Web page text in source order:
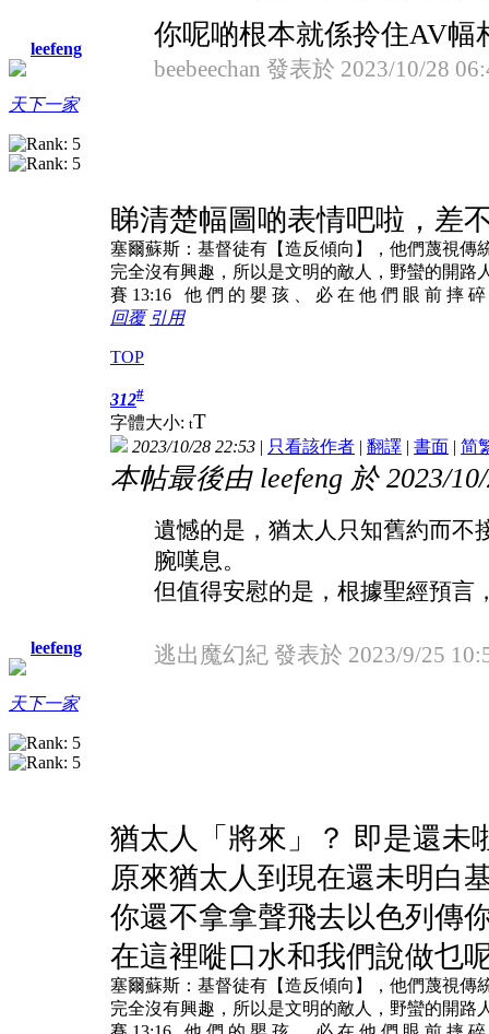
leefeng
天下一家
你呢啲根本就係拎住AV幅
beebeechan 發表於 2023/10/28
睇清楚幅圖啲表情吧啦，差
塞爾蘇斯：基督徒有【造反傾向】，他們蔑視傳
完全沒有興趣，所以是文明的敵人，野蠻的開路
賽 13:16 他 們 的 嬰 孩 、 必 在 他 們 眼 前 摔
回覆 引用
TOP
leefeng
天下一家
312#
字體大小: tT
2023/10/28 22:53 | 只看該作者 | 翻譯 | 書面 | 简
本帖最後由 leefeng 於 2023/
遺憾的是，猶太人只知舊約而不
腕嘆息。
但值得安慰的是，根據聖經預言
逃出魔幻紀 發表於 2023/9/25
猶太人「將來」？ 即是還未
原來猶太人到現在還未明白
你還不拿拿聲飛去以色列傳
在這裡嘥口水和我們說做乜
塞爾蘇斯：基督徒有【造反傾向】，他們蔑視傳
完全沒有興趣，所以是文明的敵人，野蠻的開路